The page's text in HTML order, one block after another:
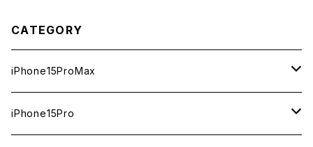
CATEGORY
iPhone15ProMax
1TB
iPhone15Pro